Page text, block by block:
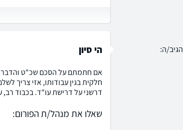
הגיב/ה: הי סיון
אם חתמתם על הסכם שכ"ט והדבר
חלקית בגין עבודותו, אזי
דרשני על דרישת עו"ד. בכבוד רב,
שאלו את מנהל/ת הפורום: